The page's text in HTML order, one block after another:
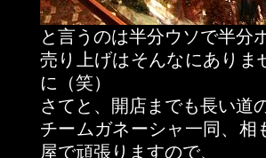
と言うのは半分ウソで半分
売り上げはそんなにありま
に（笑）
さてと、開店までも長い道
チームガネーシャ一同、相
屋で頑張りますので、